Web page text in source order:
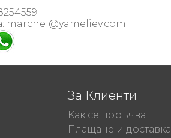
marchel@yameliev.com
За Клиенти
Как се поръчва
Плащане и доставка